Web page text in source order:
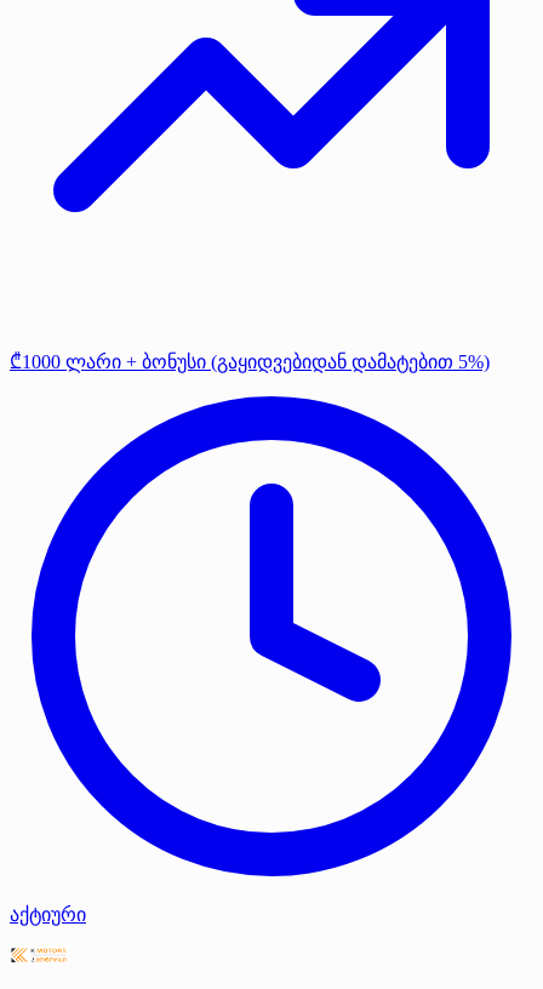
₾1000 ლარი + ბონუსი (გაყიდვებიდან დამატებით 5%)
აქტიური